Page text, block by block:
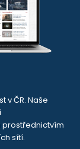
v ČR. Naše
prostřednictvím
sítí.